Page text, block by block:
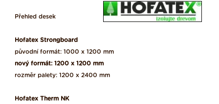
Přehled desek
Hofatex Strongboard
původní formát: 1000 x 1200 mm
nový formát: 1200 x 1200 mm
rozměr palety: 1200 x 2400 mm
Hofatex Therm NK